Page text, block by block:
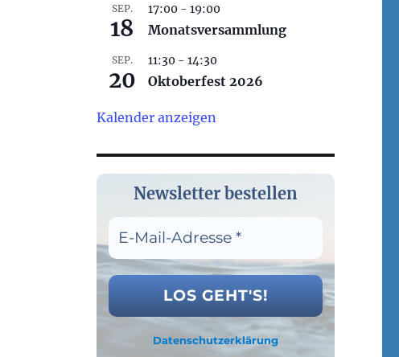
SEP.
18
17:00- 19:00
Monatsversammlung
SEP.
20
11:30- 14:30
Oktoberfest 2026
Kalender anzeigen
Newsletter bestellen
Datenschutzerklärung